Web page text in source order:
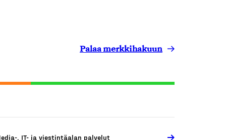
Palaa merkkihakuun
, IT- ja viestintäalan palvelut